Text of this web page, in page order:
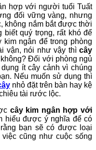
hợp với người tuổi Tuất
đối vững vàng, nhưng
không nắm bắt được thời
quý trọng, rất khó để
ngân để trong phòng
vận, nói như vậy thì cây
không? Đối với phòng ngủ
ít cây cảnh vì chúng
Nếu muốn sử dụng thì
nhỏ đặt trên bàn hay kệ
tài rước lộc.
cây kim ngân hợp với
hiểu được ý nghĩa để có
bạn sẽ có được loại
cũng như cuộc sống